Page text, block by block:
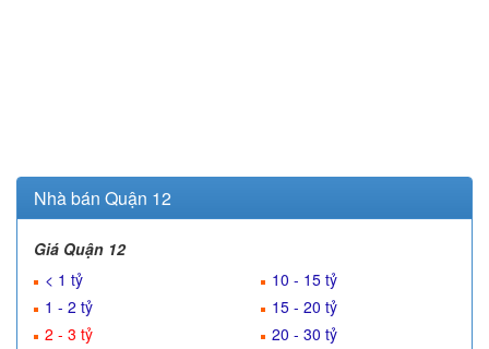
Nhà bán Quận 12
Giá Quận 12
< 1 tỷ
1 - 2 tỷ
2 - 3 tỷ
10 - 15 tỷ
15 - 20 tỷ
20 - 30 tỷ